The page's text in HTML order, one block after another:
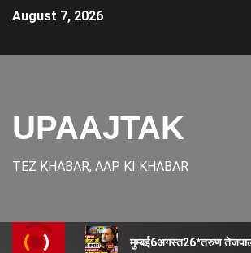
August 7, 2026
UPAAJTAK
TEZ KHABAR, AAP KI KHABAR
मुम्बई6अगस्त26*तरुण तेजपाल